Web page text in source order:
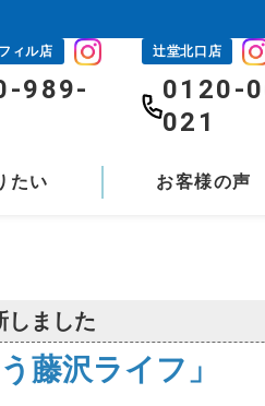
ィル店
989-
辻堂北口店
0120-
021
たい お客様の声
しました
藤沢ライフ」